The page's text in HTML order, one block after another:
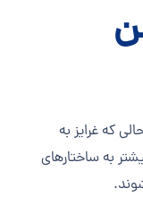
که غرایز به
به ساختارهای